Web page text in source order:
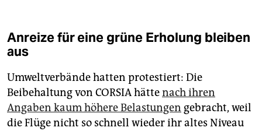
Anreize für eine grüne Erholung bleiben
aus
Umweltverbände hatten protestiert: Die
Beibehaltung von CORSIA hättenach ihren
Angaben kaum höhere Belastungen gebracht, weil
die Flüge nicht so schnell wieder ihr altes Niveau